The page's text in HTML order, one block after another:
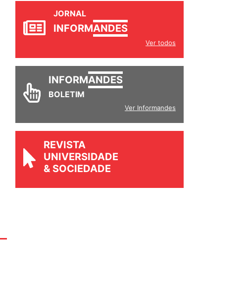
JORNAL
INFORMANDES
Ver todos
INFORMANDES
BOLETIM
Ver Informandes
REVISTA
UNIVERSIDADE
& SOCIEDADE